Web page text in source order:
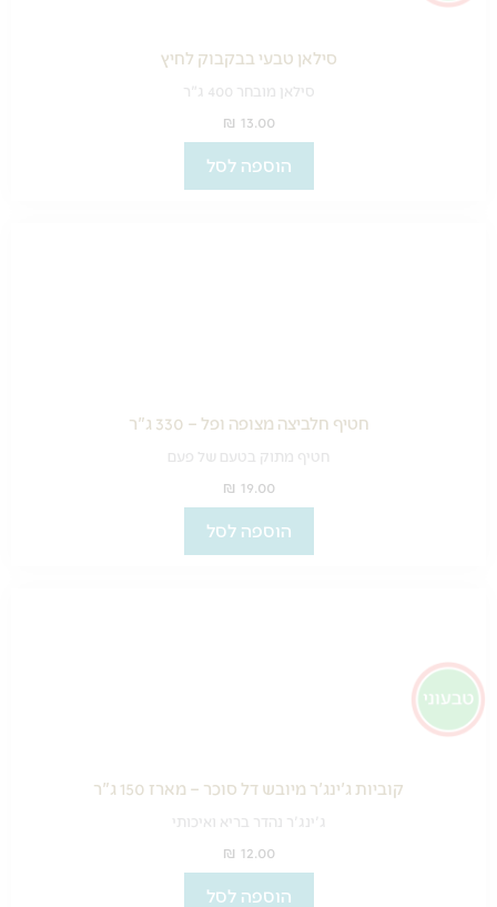
סילאן טבעי בבקבוק לחיץ
סילאן מובחר 400 ג"ר
₪ 13.00
הוספה לסל
חטיף חלביצה מצופה ופל – 330 ג"ר
חטיף מתוק בטעם של פעם
₪ 19.00
הוספה לסל
קוביות ג'ינג'ר מיובש דל סוכר – מארז 150 ג"ר
ג'ינג'ר נהדר בריא ואיכותי
₪ 12.00
הוספה לסל